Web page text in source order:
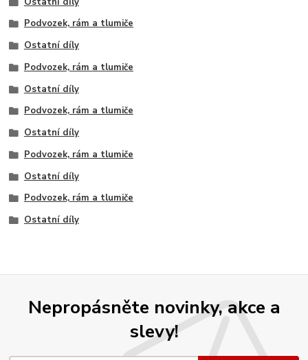
Podvozek, rám a tlumiče
Ostatní díly
Podvozek, rám a tlumiče
Ostatní díly
Podvozek, rám a tlumiče
Ostatní díly
Podvozek, rám a tlumiče
Ostatní díly
Podvozek, rám a tlumiče
Ostatní díly
Nepropásněte novinky, akce a
slevy!